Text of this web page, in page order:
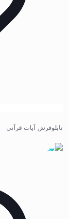
تابلوفرش آیات قرآنی